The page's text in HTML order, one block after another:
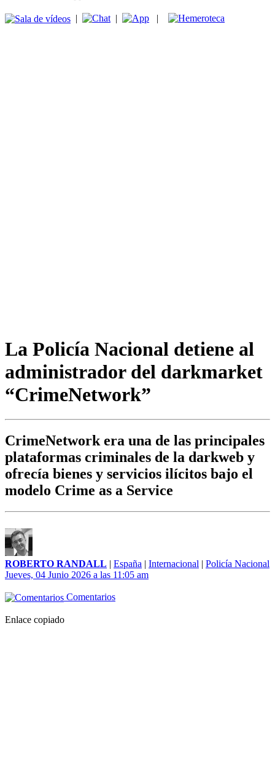
| | |
La Policía Nacional detiene al
administrador del darkmarket
“CrimeNetwork”
CrimeNetwork era una de las principales
plataformas criminales de la darkweb y
ofrecía bienes y servicios ilícitos bajo el
modelo Crime as a Service
ROBERTO RANDALL | España | Internacional | Policía Nacional
Jueves, 04 Junio 2026 a las 11:05 am
Comentarios
Enlace copiado